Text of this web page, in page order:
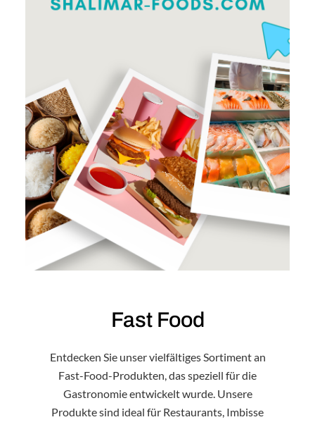
PRODUKTE ANSEHEN
Fast Food
Entdecken Sie unser vielfältiges Sortiment an
Fast-Food-Produkten, das speziell für die
Gastronomie entwickelt wurde. Unsere
Produkte sind ideal für Restaurants, Imbisse